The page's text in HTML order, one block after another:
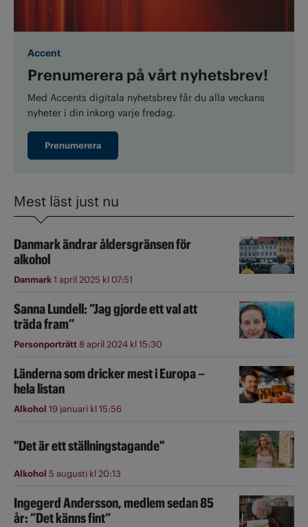
Accent
Prenumerera på vårt nyhetsbrev!
Med Accents digitala nyhetsbrev får du alla veckans
nyheter i din inkorg varje fredag.
Prenumerera
Mest läst just nu
Danmark ändrar åldersgränsen för
alkohol
Danmark1 april 2025 kl 07:51
Sanna Lundell: ”Jag gjorde ett val att
träda fram”
Personporträtt8 april 2024 kl 15:30
Länderna som dricker mest i Europa –
hela listan
Alkohol 19 januari kl 15:56
"Det är ett ställningstagande"
Alkohol 5 augusti kl 20:13
Ingegerd Andersson, medlem sedan 85
år: ”Det känns fint”